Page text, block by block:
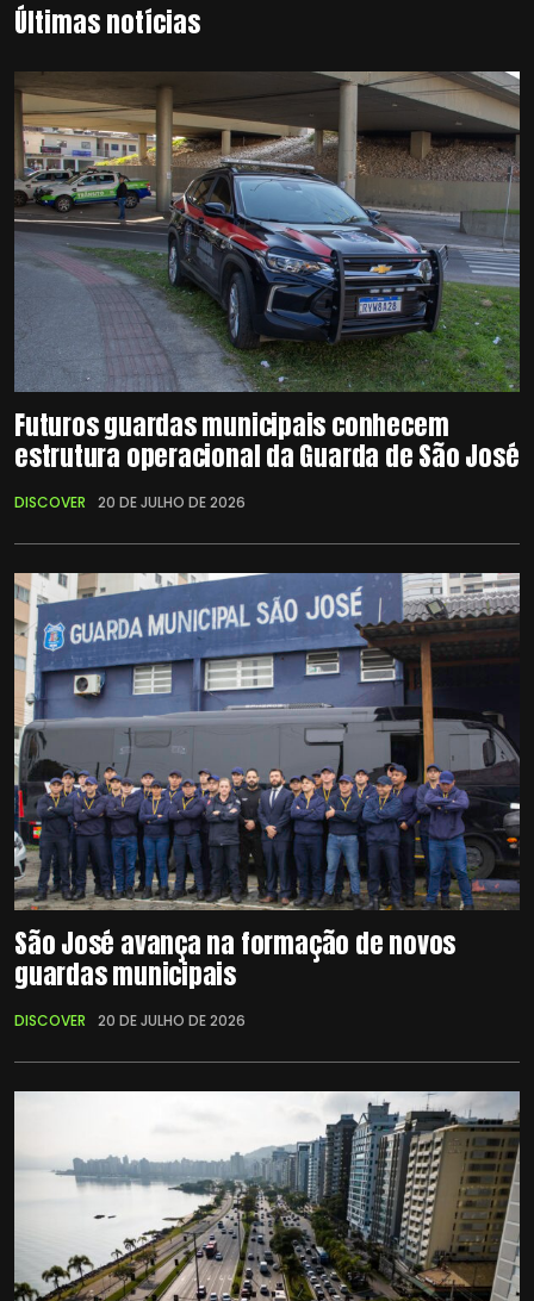
Últimas notícias
Futuros guardas municipais conhecem
estrutura operacional da Guarda de São José
DISCOVER 20 DE JULHO DE 2026
São José avança na formação de novos
guardas municipais
DISCOVER 20 DE JULHO DE 2026